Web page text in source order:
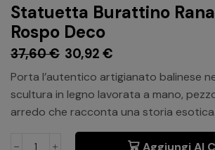
Statuetta Burattino
Rospo Deco
37,60€ 30,92 €
Porta l’autentico artigianato balinese
scultura in legno lavorata a mano,
arredo che racconta una storia esotica.
Aggiungi Al